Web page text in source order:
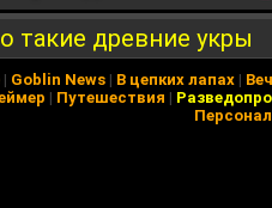
такие древние укры
| Goblin News | В цепких лапах |
| Путешествия |